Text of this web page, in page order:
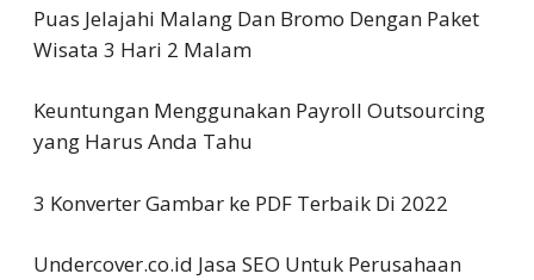
Puas Jelajahi Malang Dan Bromo Dengan Paket
Wisata 3 Hari 2 Malam
Keuntungan Menggunakan Payroll Outsourcing
yang Harus Anda Tahu
3 Konverter Gambar ke PDF Terbaik Di 2022
Undercover.co.id Jasa SEO Untuk Perusahaan